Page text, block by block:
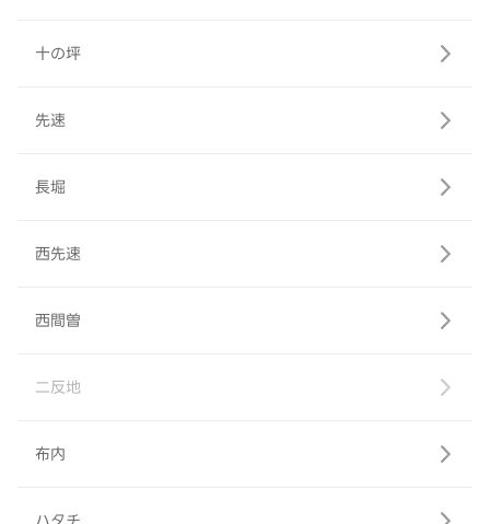
十の坪
先速
長堀
西先速
西間曽
二反地
布内